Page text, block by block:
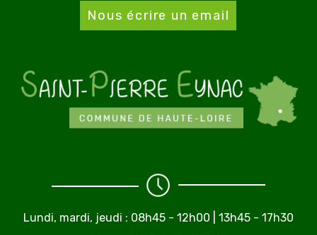
Nous écrire un email
Lundi, mardi, jeudi : 08h45 - 12h00 | 13h45 - 17h30